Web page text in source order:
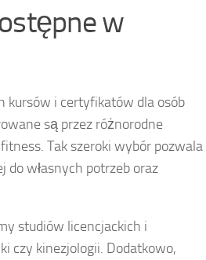
w
kursów i certyfikatów dla osób
są przez różnorodne
Tak szeroki wybór pozwala
do własnych potrzeb oraz
studiów licencjackich i
czy kinezjologii. Dodatkowo,